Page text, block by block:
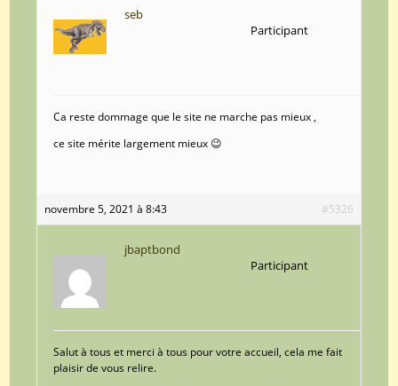
seb
Participant
Ca reste dommage que le site ne marche pas mieux ,
ce site mérite largement mieux 😉
novembre 5, 2021 à 8:43 #5326
jbaptbond
Participant
Salut à tous et merci à tous pour votre accueil, cela me fait
plaisir de vous relire.